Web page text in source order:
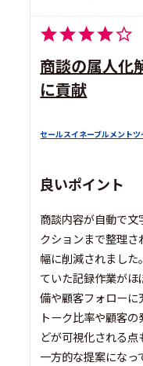
商談の属人化
に貢献
セールスイネーブルメントツ
良いポイント
商談内容が自動で
クションまで整理
幅に削減されまし
ていた記録作業が
備や顧客フォローに
トーク比率や顧客
どが可視化される
一方的な提案になっ